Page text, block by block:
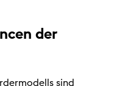
der
sind